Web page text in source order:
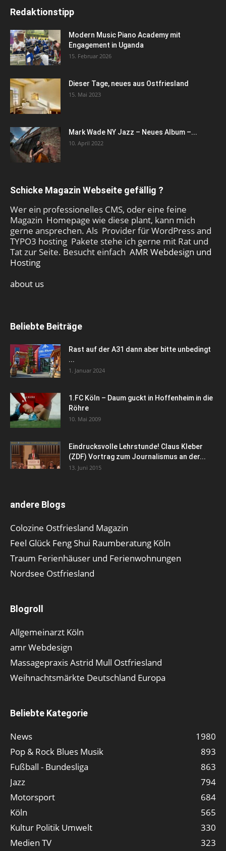
Redaktionstipp
Modern Music Piano Academy mit
Engagement in Uganda
15. Februar 2026
Dieser Tage, neues aus Ostfriesland
15. Mai 2023
Mark Wade NY Jazz – Neues Album –...
10. April 2022
Schicke Magazin Webseite gefällig ?
Wer ein professionelles CMS, oder eine feine
Magazin Homepage wie diese plant, kann mich
gerne ansprechen. Als Provider für WordPress and
TYPO3 hosting Pakete stehe ich gerne mit Rat und
Tat zur Seite. Besucht einfach AMR Webdesign und
Hosting
about us
Beliebte Beiträge
Rast auf der A31 dann aber bitte unbedingt
...
1. Januar 2024
1.FC Köln – Daum guckt in Hoffenheim in die
Röhre
10. Mai 2009
Eindrucksvolle Lehrstunde! Claus Kleber
(ZDF) Vortrag zum Journalismus an der...
13. Juni 2015
andere Blogs
Colozine Ostfriesland Magazin
Feel Glück Feng Shui Raumberatung Köln
Traum Ferienhäuser und Ferienwohnungen
Nordsee Ostfriesland
Blogroll
Allgemeinarzt Köln
amr Webdesign
Massagepraxis Astrid Mull Ostfriesland
Weihnachtsmärkte Deutschland Europa
Beliebte Kategorie
News
1980
Pop & Rock Blues Musik
893
Fußball - Bundesliga
863
Jazz
794
Motorsport
684
Köln
565
Kultur Politik Umwelt
330
Medien TV
323